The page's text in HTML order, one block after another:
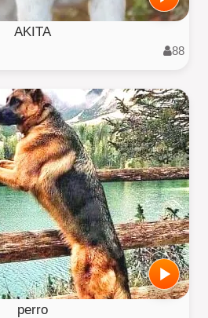
AKITA
88
perro